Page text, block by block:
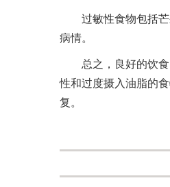
过敏性食物包括
病情。
总之，良好的饮
性和过度摄入油脂的
复。